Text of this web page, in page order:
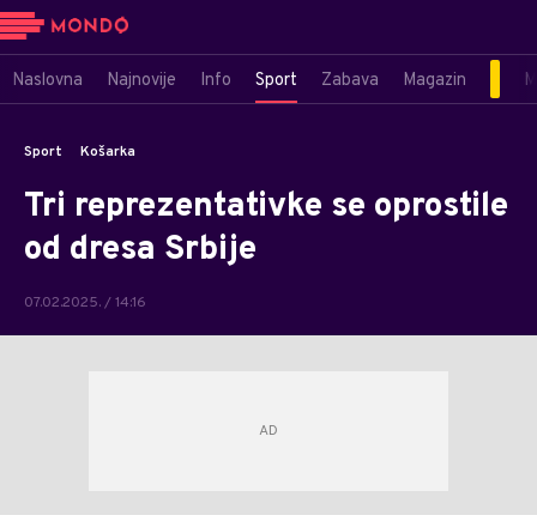
Naslovna Najnovije Info Sport Zabava Magazin
Sport Košarka
Tri reprezentativke se oprostile
od dresa Srbije
07.02.2025. / 14:16